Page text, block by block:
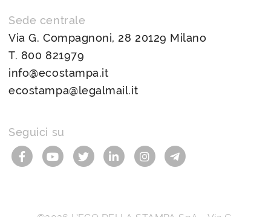
Sede centrale
Via G. Compagnoni, 28 20129 Milano
T. 800 821979
info@ecostampa.it
ecostampa@legalmail.it
Seguici su